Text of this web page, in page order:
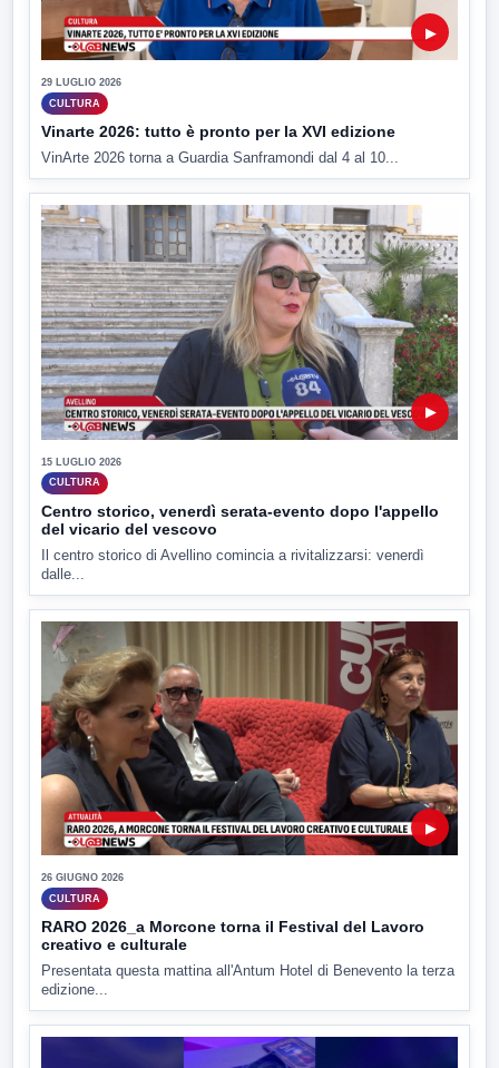
▶
29 LUGLIO 2026
CULTURA
Vinarte 2026: tutto è pronto per la XVI edizione
VinArte 2026 torna a Guardia Sanframondi dal 4 al 10...
▶
15 LUGLIO 2026
CULTURA
Centro storico, venerdì serata-evento dopo l'appello
del vicario del vescovo
Il centro storico di Avellino comincia a rivitalizzarsi: venerdì
dalle...
▶
26 GIUGNO 2026
CULTURA
RARO 2026_a Morcone torna il Festival del Lavoro
creativo e culturale
Presentata questa mattina all'Antum Hotel di Benevento la terza
edizione...